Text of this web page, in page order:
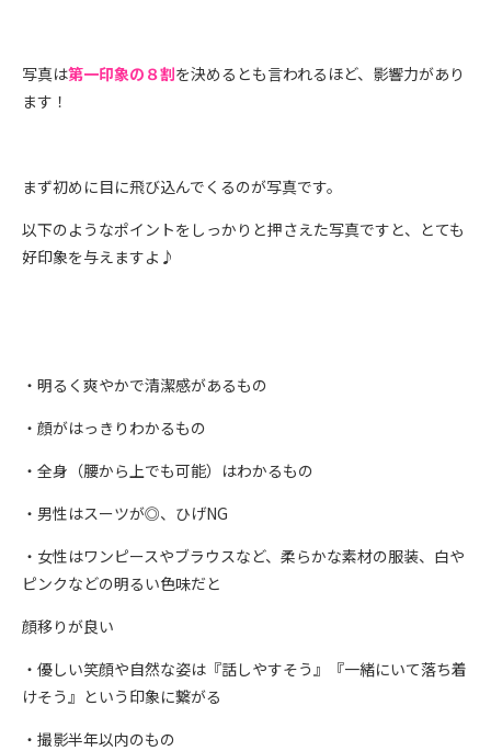
写真は第一印象の８割を決めるとも言われるほど、影響力があり
ます！
まず初めに目に飛び込んでくるのが写真です。
以下のようなポイントをしっかりと押さえた写真ですと、とても
好印象を与えますよ♪
・明るく爽やかで清潔感があるもの
・顔がはっきりわかるもの
・全身（腰から上でも可能）はわかるもの
・男性はスーツが◎、ひげNG
・女性はワンピースやブラウスなど、柔らかな素材の服装、白や
ピンクなどの明るい色味だと
顔移りが良い
・優しい笑顔や自然な姿は『話しやすそう』『一緒にいて落ち着
けそう』という印象に繋がる
・撮影半年以内のもの